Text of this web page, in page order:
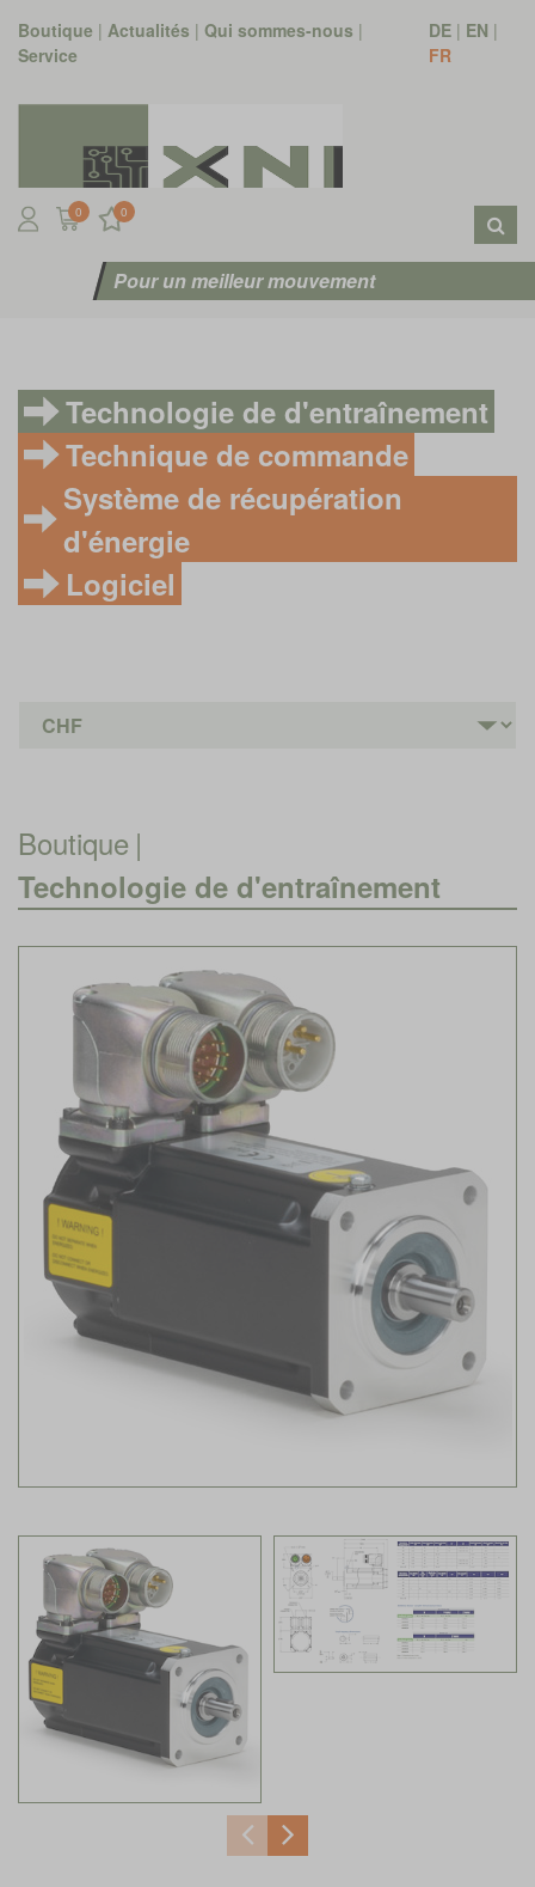
Boutique | Actualités | Qui sommes-nous |
Service
DE| EN |
FR
0 0
Pour un meilleur mouvement
Technologie de d'entraînement
Technique de commande
Système de récupération
d'énergie
Logiciel
Boutique |
Technologie de d'entraînement